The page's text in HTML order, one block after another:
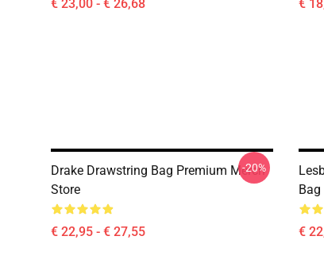
€ 23,00 - € 26,68 €
Drake Drawstring Bag Premium Merch
Store
€ 22,95 - € 27,55
-20%
€